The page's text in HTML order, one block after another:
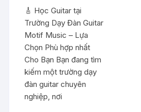
🎸 Học Guitar tại
Trường Dạy Đàn Guitar
Motif Music – Lựa
Chọn Phù hợp nhất
Cho Bạn Bạn đang tìm
kiếm một trường dạy
đàn guitar chuyên
nghiệp, nơi